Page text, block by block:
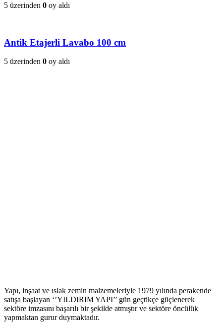
5 üzerinden 0 oy aldı
Antik Etajerli Lavabo 100 cm
5 üzerinden 0 oy aldı
Yapı, inşaat ve ıslak zemin malzemeleriyle 1979 yılında perakende
satışa başlayan ‘’YILDIRIM YAPI’’ gün geçtikçe güçlenerek
sektöre imzasını başarılı bir şekilde atmıştır ve sektöre öncülük
yapmaktan gurur duymaktadır.